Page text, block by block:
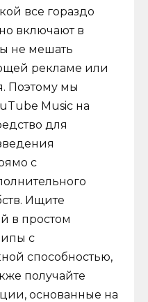
все гораздо
включают в
не мешать
рекламе или
Поэтому мы
Music на
для
с
Ищите
в простом
с
способностью,
получайте
основанные на